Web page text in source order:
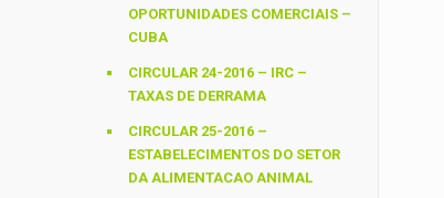
OPORTUNIDADES COMERCIAIS –
CUBA
CIRCULAR 24-2016 – IRC –
TAXAS DE DERRAMA
CIRCULAR 25-2016 –
ESTABELECIMENTOS DO SETOR
DA ALIMENTACAO ANIMAL